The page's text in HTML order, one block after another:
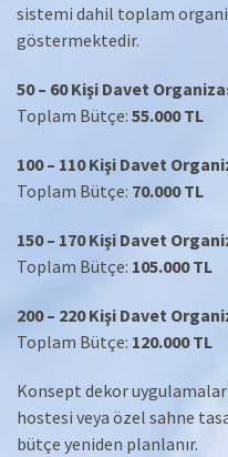
sistemi dahil toplam
göstermektedir.
50 – 60 Kişi Davet
Toplam Bütçe: 55.000 TL
100 – 110 Kişi Davet
Toplam Bütçe: 70.000 TL
150 – 170 Kişi Davet
Toplam Bütçe: 105.000 TL
200 – 220 Kişi Davet
Toplam Bütçe: 120.000 TL
Konsept dekor
hostesi veya özel sahne
bütçe yeniden planlanır.